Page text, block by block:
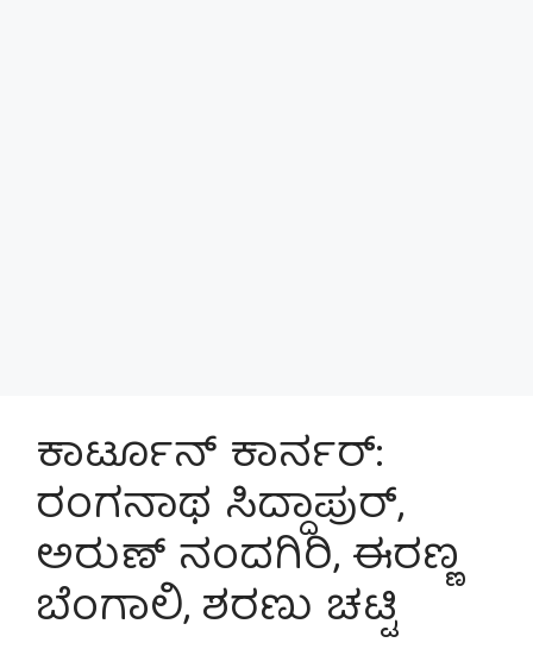
ಕಾರ್ಟೂನ್ ಕಾರ್ನರ್:
ರಂಗನಾಥ ಸಿದ್ದಾಪುರ್,
ಅರುಣ್ ನಂದಗಿರಿ, ಈರಣ್ಣ
ಬೆಂಗಾಲಿ, ಶರಣು ಚಟ್ಟಿ